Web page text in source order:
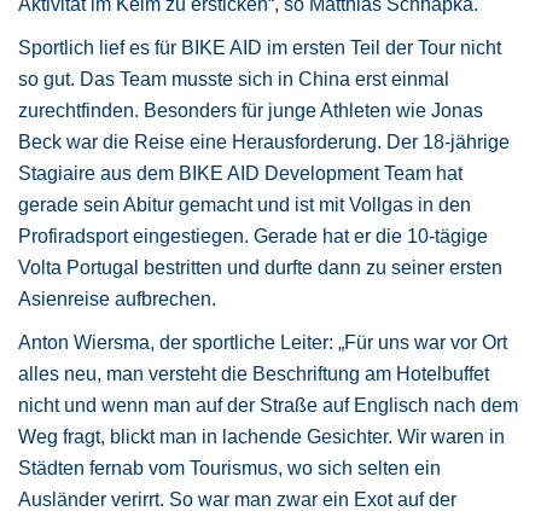
Aktivität im Keim zu ersticken“, so Matthias Schnapka.
Sportlich lief es für BIKE AID im ersten Teil der Tour nicht
so gut. Das Team musste sich in China erst einmal
zurechtfinden. Besonders für junge Athleten wie Jonas
Beck war die Reise eine Herausforderung. Der 18-jährige
Stagiaire aus dem BIKE AID Development Team hat
gerade sein Abitur gemacht und ist mit Vollgas in den
Profiradsport eingestiegen. Gerade hat er die 10-tägige
Volta Portugal bestritten und durfte dann zu seiner ersten
Asienreise aufbrechen.
Anton Wiersma, der sportliche Leiter: „Für uns war vor Ort
alles neu, man versteht die Beschriftung am Hotelbuffet
nicht und wenn man auf der Straße auf Englisch nach dem
Weg fragt, blickt man in lachende Gesichter. Wir waren in
Städten fernab vom Tourismus, wo sich selten ein
Ausländer verirrt. So war man zwar ein Exot auf der